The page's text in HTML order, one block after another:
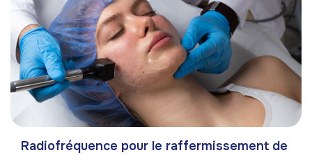
Radiofréquence pour le raffermissement de